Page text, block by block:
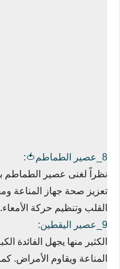
8_عصير الطماطم🍅:
تعزيز صحة جهاز المناعة
القلب وتنظيم حركة الأمعاء.
9_عصير اليقطين:
الكثير منها يجهل الفائدة
المناعة ويقاوم الأمراض.